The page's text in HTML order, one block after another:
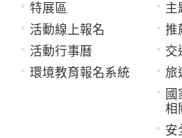
特展區
活動線上報名
活動行事曆
環境教育報名系統
主
推
交
旅
國
相
安